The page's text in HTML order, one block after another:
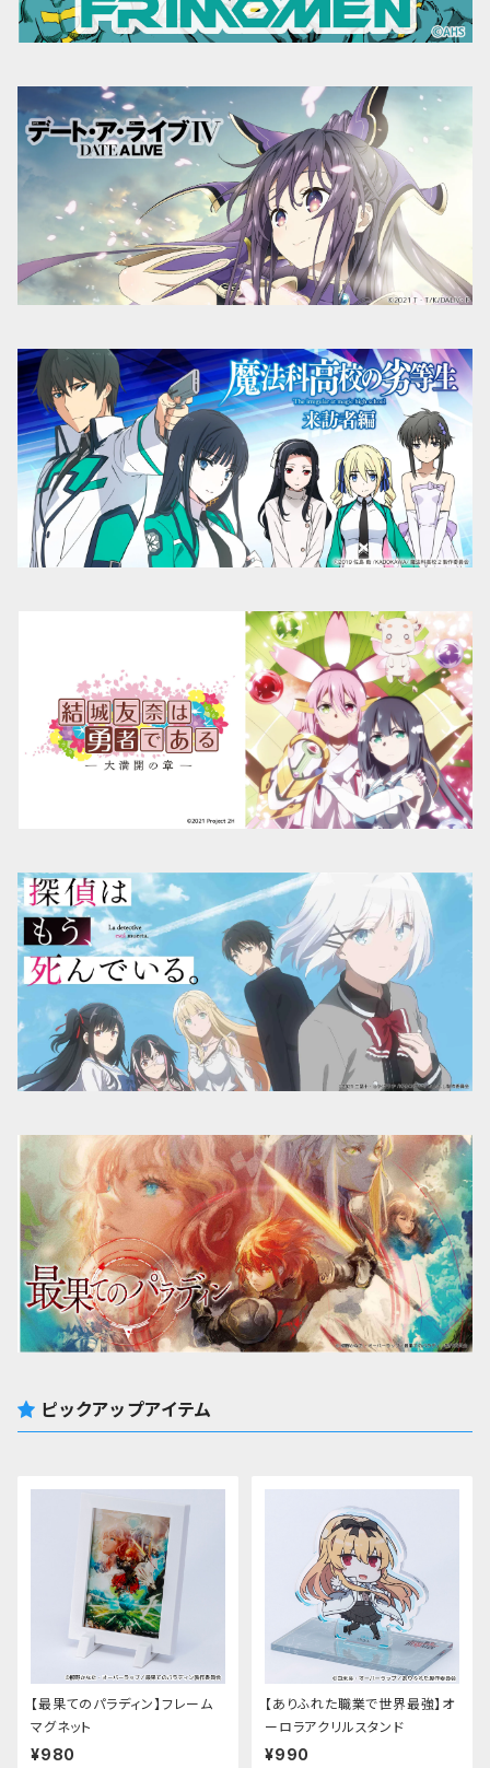
ピックアップアイテム
【最果てのパラディン】フレーム
マグネット
¥980
【ありふれた職業で世界最強】オ
ーロラアクリルスタンド
¥990